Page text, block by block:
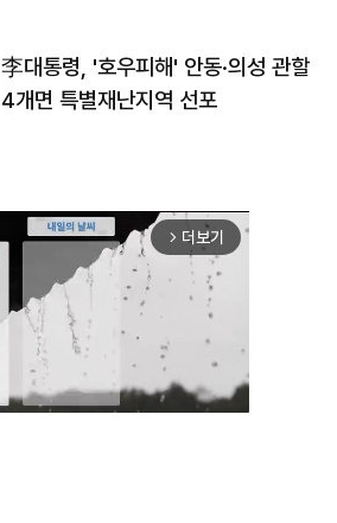
李대통령, '호우피해' 안동·의성 관할
4개면 특별재난지역 선포
arrow_forward_ios 더보기